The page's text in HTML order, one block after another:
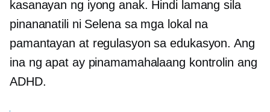
kasanayan ng iyong anak. Hindi lamang sila
pinananatili ni Selena sa mga lokal na
pamantayan at regulasyon sa edukasyon. Ang
ina ng apat ay pinamamahalaang kontrolin ang
ADHD.